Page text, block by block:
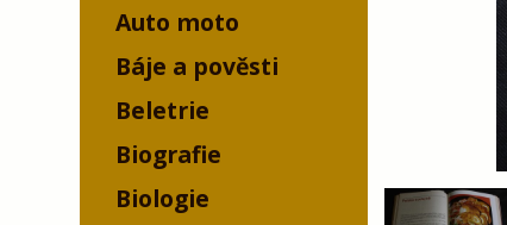
Auto moto
Báje a pověsti
Beletrie
Biografie
Biologie